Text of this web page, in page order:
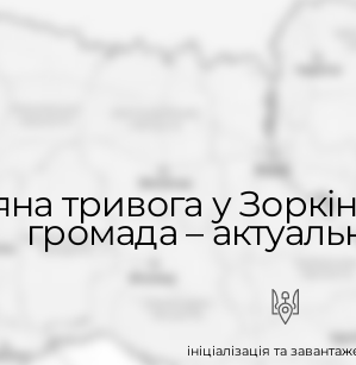
тривога у
громада –
ініціалізація та